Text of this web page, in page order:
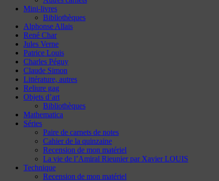
Mini-livres
Bibliothèques
Alphonse Allais
René Char
Jules Verne
Patrice Louis
Charles Péguy
Claude Simon
Littérature, autres
Reliure gag
Objets d’art
Bibliothèques
Mathematica
Séries
Paire de carnets de notes
Cahier de la quinzaine
Recension de mon matériel
La vie de l’Amiral Rieunier par Xavier LOUIS
Technique
Recension de mon matériel